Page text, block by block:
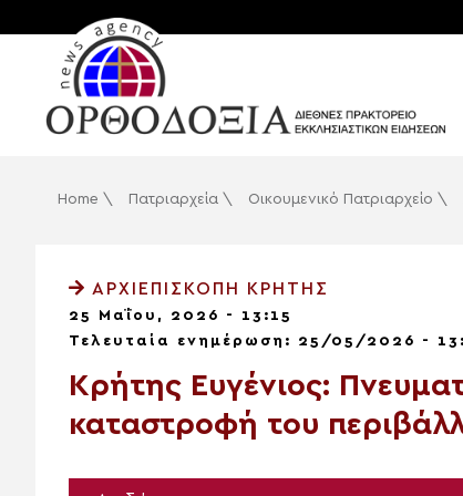
Home \ Πατριαρχεία \ Οικουμενικό Πατριαρχείο \
ΑΡΧΙΕΠΙΣΚΟΠΉ ΚΡΉΤΗΣ
25 Μαΐου, 2026 - 13:15
Τελευταία ενημέρωση: 25/05/2026 -
Κρήτης Ευγένιος:
καταστροφή του